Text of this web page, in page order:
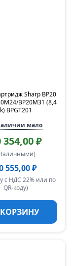
Sharp BP20
BP20M31 (8,4
k) BPGT201
мало
354,00 ₽
555,00 ₽
с НДС 22% или по
QR-коду)